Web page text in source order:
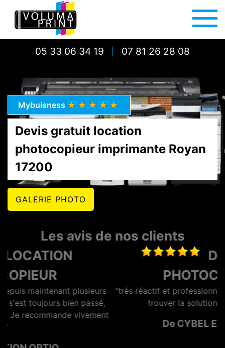
05 33 06 34 19 07 81 26 28 08
Mybuisness ★★★★★
Devis gratuit location
photocopieur imprimante Royan
17200
GALERIE PHOTO
Les avis de nos clients
DEPANNAGE
PHOTOCOPIEUR
"très réactif et professionnel, Lionel se démène pour
trouver la solution à moindre cout."
De CYBEL EXTENSION